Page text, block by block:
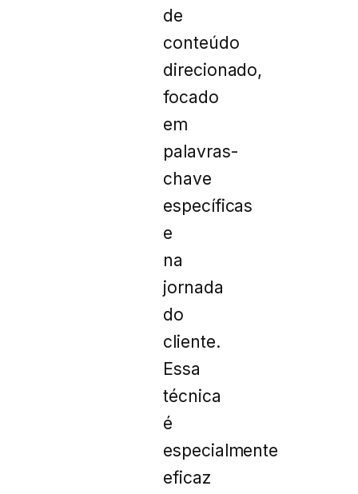
de
conteúdo
direcionado,
focado
em
palavras-
chave
específicas
e
na
jornada
do
cliente.
Essa
técnica
é
especialmente
eficaz